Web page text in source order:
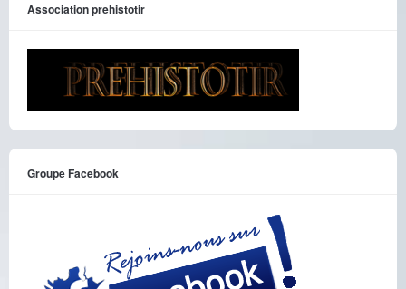
Association prehistotir
Groupe Facebook